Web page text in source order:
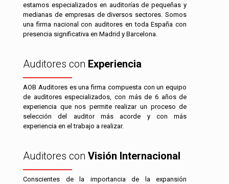
estamos especializados en auditorías de pequeñas y
medianas de empresas de diversos sectores. Somos
una firma nacional con auditores en toda España con
presencia significativa en Madrid y Barcelona.
Auditores con Experiencia
AOB Auditores es una firma compuesta con un equipo
de auditores especializados, con más de 6 años de
experiencia que nos permite realizar un proceso de
selección del auditor más acorde y con más
experiencia en el trabajo a realizar.
Auditores con Visión Internacional
Conscientes de la importancia de la expansión